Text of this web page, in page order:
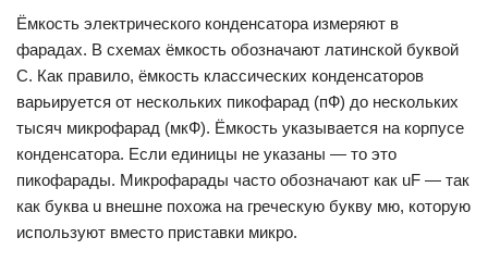
Ёмкость электрического конденсатора измеряют в
фарадах. В схемах ёмкость обозначают латинской буквой
C. Как правило, ёмкость классических конденсаторов
варьируется от нескольких пикофарад (пФ) до нескольких
тысяч микрофарад (мкФ). Ёмкость указывается на корпусе
конденсатора. Если единицы не указаны — то это
пикофарады. Микрофарады часто обозначают как uF — так
как буква u внешне похожа на греческую букву мю, которую
используют вместо приставки микро.